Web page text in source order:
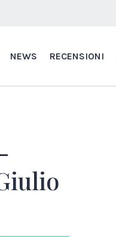
NEWS RECENSIONI